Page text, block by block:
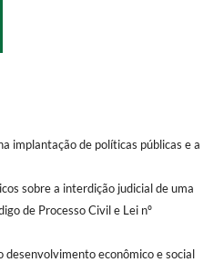
implantação de políticas públicas e a
sobre a interdição judicial de uma
de Processo Civil e Lei nº
desenvolvimento econômico e social